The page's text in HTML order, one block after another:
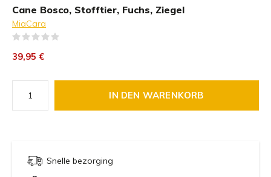
Cane Bosco, Stofftier, Fuchs, Ziegel
MiaCara
39,95 €
IN DEN WARENKORB
Snelle bezorging